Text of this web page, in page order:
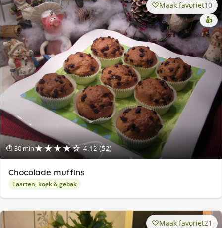
⏱ 30 min★★★★☆ 4.12 (52)
Maak favoriet10
👍
Chocolade muffins
Taarten, koek & gebak
Maak favoriet21